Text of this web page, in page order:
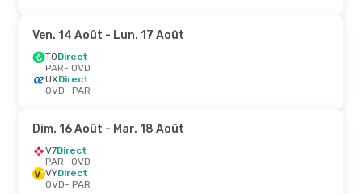
Ven. 14 Août - Lun. 17 Août
TODirect
PAR- OVD
UXDirect
OVD- PAR
Dim. 16 Août - Mar. 18 Août
V7Direct
PAR- OVD
VYDirect
OVD- PAR